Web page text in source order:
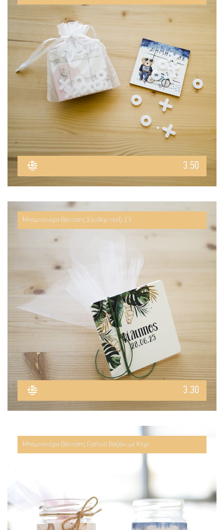
3.50
Μπομπονιέρα Βάπτισης Σουβέρ πλέξι Σ3
3.30
Μπομπονιέρα Βάπτισης Γυάλινο Βαζάκι με Κερί